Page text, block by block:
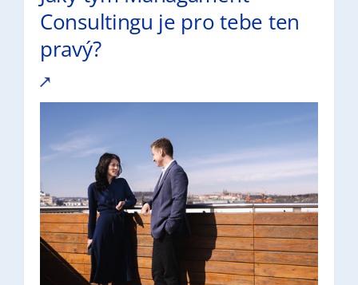
Consultingu je pro tebe ten
pravý?